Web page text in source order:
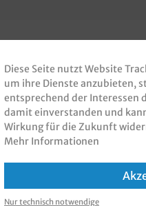
Diese Seite nutzt Website
um ihre Dienste anzubieten,
entsprechend der Interessen
damit einverstanden und
Wirkung für die Zukunft
Mehr Informationen
Nur technisch notwendige